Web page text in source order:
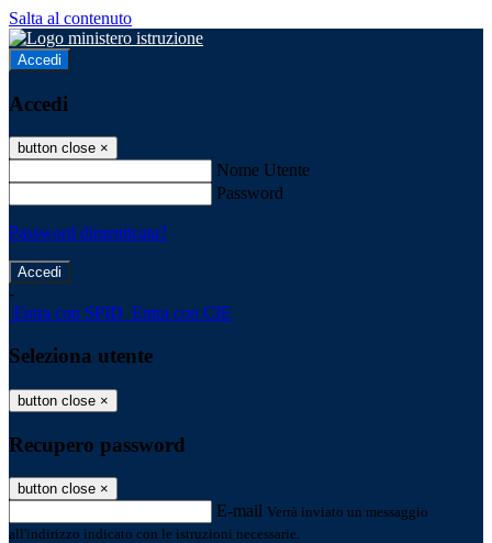
Salta al contenuto
Accedi
Accedi
button close ×
Nome Utente
Password
Password dimenticata?
-
Entra con SPID Entra con CIE
Seleziona utente
button close ×
Recupero password
button close ×
E-mail Verrà inviato un messaggio
all'indirizzo indicato con le istruzioni necessarie.